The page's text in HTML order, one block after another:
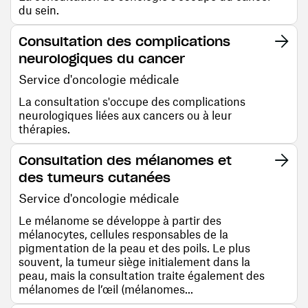
du sein.
Consultation des complications
neurologiques du cancer
Service d'oncologie médicale
La consultation s'occupe des complications
neurologiques liées aux cancers ou à leur
thérapies.
Consultation des mélanomes et
des tumeurs cutanées
Service d'oncologie médicale
Le mélanome se développe à partir des
mélanocytes, cellules responsables de la
pigmentation de la peau et des poils. Le plus
souvent, la tumeur siège initialement dans la
peau, mais la consultation traite également des
mélanomes de l’œil (mélanomes...